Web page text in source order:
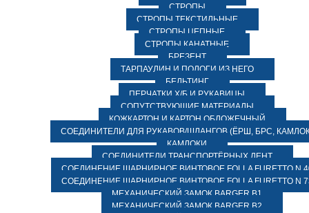
СТРОПЫ
СТРОПЫ ТЕКСТИЛЬНЫЕ
СТРОПЫ ЦЕПНЫЕ
СТРОПЫ КАНАТНЫЕ
БРЕЗЕНТ
ТАРПАУЛИН И ПОЛОГИ ИЗ НЕГО
БЕЛЬТИНГ
ПЕРЧАТКИ Х/Б И РУКАВИЦЫ
СОПУТСТВУЮЩИЕ МАТЕРИАЛЫ
КОЖКАРТОН И КАРТОН ОБЛОЖЕЧНЫЙ
СОЕДИНИТЕЛИ ДЛЯ РУКАВОВ/ШЛАНГОВ (ЁРШ, БРС,
КАМЛОКИ
СОЕДИНИТЕЛИ ТРАНСПОРТЁРНЫХ ЛЕНТ
СОЕДИНЕНИЕ ШАРНИРНОЕ ВИНТОВОЕ FOLLA FURETTO N
СОЕДИНЕНИЕ ШАРНИРНОЕ ВИНТОВОЕ FOLLA FURETTO N
МЕХАНИЧЕСКИЙ ЗАМОК BARGER B1
МЕХАНИЧЕСКИЙ ЗАМОК BARGER B2